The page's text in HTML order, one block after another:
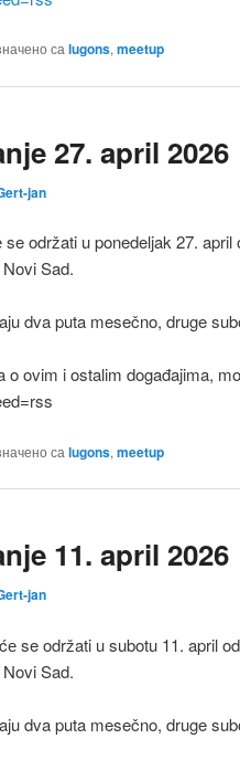
са lugons, meetup
27. april 2026
jan
održati u ponedeljak 27. april
Sad.
dva puta mesečno, druge
o ovim i ostalim događajima,
са lugons, meetup
11. april 2026
jan
se održati u subotu 11. april
Sad.
dva puta mesečno, druge